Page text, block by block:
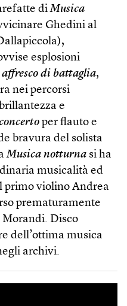
diMusica
Ghedini al
esplosioni
di battaglia,
nei percorsi
e
per flauto e
bravura del solista
Musica notturna si ha
musicalità ed
primo violino Andrea
prematuramente
Morandi. Disco
dell’ottima musica
archivi.